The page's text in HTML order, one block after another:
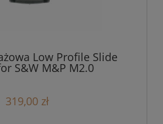
Low Profile Slide
S&W M&P M2.0
319,00 zł